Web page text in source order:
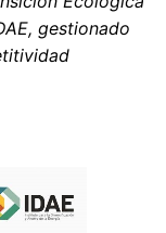
gestionado